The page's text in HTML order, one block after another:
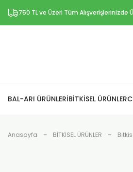
750 TL ve Üzeri Tüm Alışverişlerinizde
BAL-ARI ÜRÜNLERİBİTKİSEL ÜRÜNLER
Anasayfa BİTKİSEL ÜRÜNLER